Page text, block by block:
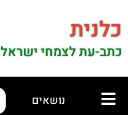
כלנית
כתב-עת לצמחי ישראל
נושאים